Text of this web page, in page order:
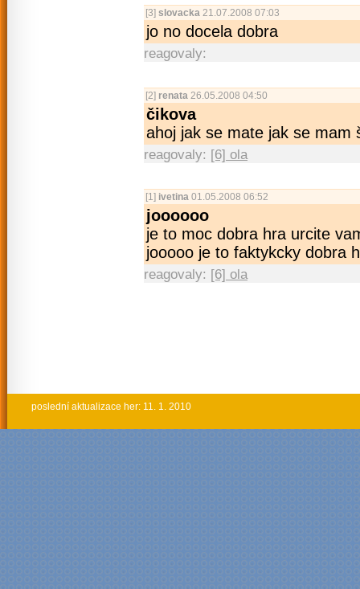
[3] slovacka 21.07.2008 07:03
jo no docela dobra
reagovaly:
[2] renata 26.05.2008 04:50
čikova
ahoj jak se mate jak se mam
reagovaly: [6] ola
[1] ivetina 01.05.2008 06:52
joooooo
je to moc dobra hra urcite
jooooo je to faktykcky dobra
reagovaly: [6] ola
poslední aktualizace her: 11. 1. 2010